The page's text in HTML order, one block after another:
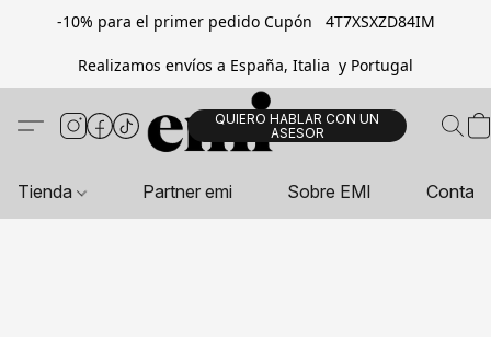
-10% para el primer pedido Cupón 4T7XSXZD84IM
Realizamos envíos a España, Italia y Portugal
QUIERO HABLAR CON UN
ASESOR
Tienda Partner emi Sobre EMI